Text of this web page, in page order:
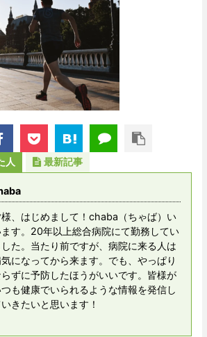
人 最新記事
様、はじめまして！chaba（ちゃば）い
ます。20年以上総合病院にて勤務してい
した。当たり前ですが、病院に来る人は
になってから来ます。でも、やっぱり
らずに予防したほうがいいです。皆様が
つも健康でいられるような情報を発信し
きたいと思います！